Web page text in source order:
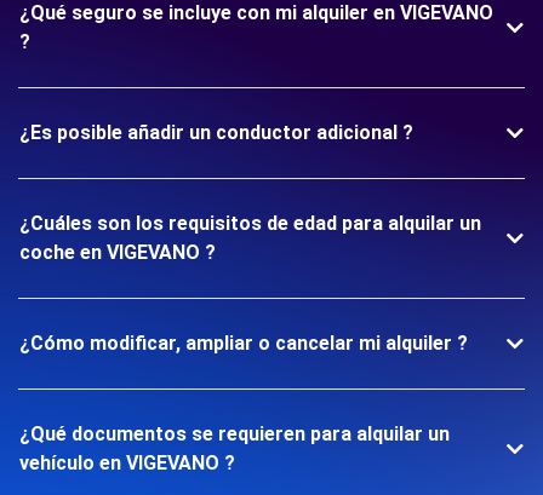
¿Qué seguro se incluye con mi alquiler en VIGEVANO
?
¿Es posible añadir un conductor adicional ?
¿Cuáles son los requisitos de edad para alquilar un
coche en VIGEVANO ?
¿Cómo modificar, ampliar o cancelar mi alquiler ?
¿Qué documentos se requieren para alquilar un
vehículo en VIGEVANO ?